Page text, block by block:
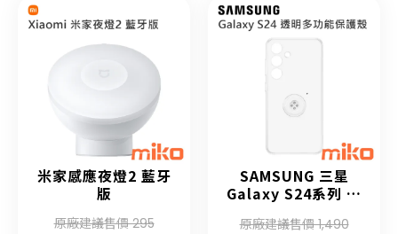
米家感應夜燈2 藍牙
版
原廠建議售價 295
SAMSUNG 三星
Galaxy S24系列 透
原廠建議售價 1,490